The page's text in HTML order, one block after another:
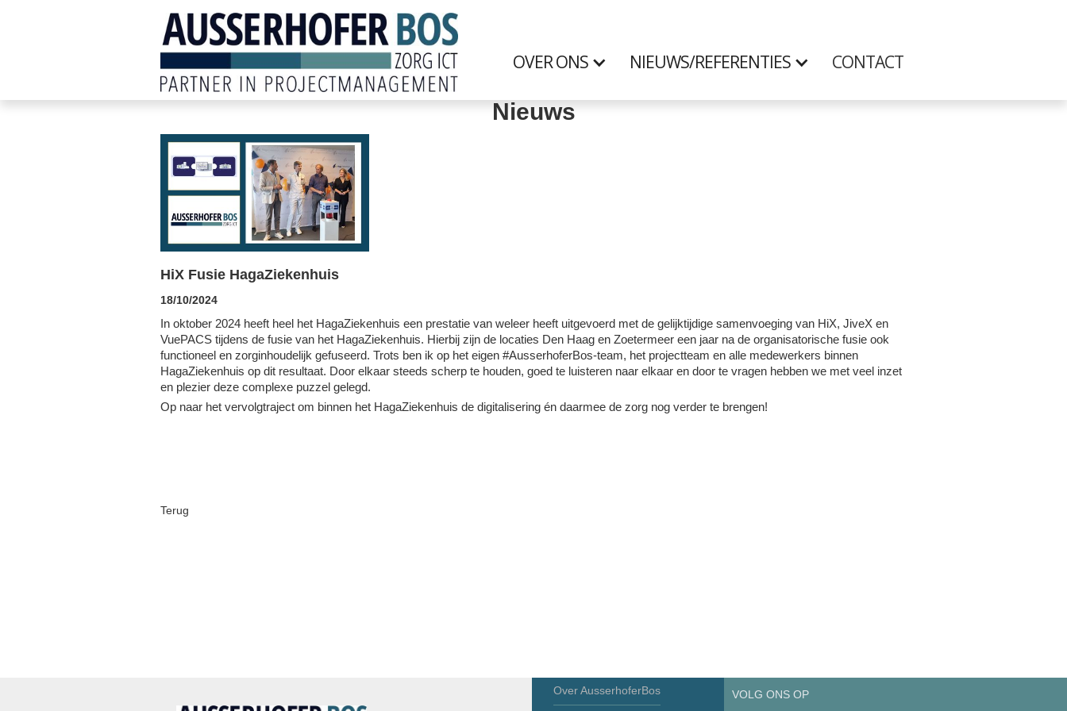
OVER ONS NIEUWS/REFERENTIES CONTACT
Nieuws
HiX Fusie HagaZiekenhuis
18/10/2024
In oktober 2024 heeft heel het HagaZiekenhuis een prestatie van weleer heeft uitgevoerd met de gelijktijdige samenvoeging van HiX, JiveX en
VuePACS tijdens de fusie van het HagaZiekenhuis. Hierbij zijn de locaties Den Haag en Zoetermeer een jaar na de organisatorische fusie ook
functioneel en zorginhoudelijk gefuseerd. Trots ben ik op het eigen #AusserhoferBos-team, het projectteam en alle medewerkers binnen
HagaZiekenhuis op dit resultaat. Door elkaar steeds scherp te houden, goed te luisteren naar elkaar en door te vragen hebben we met veel inzet
en plezier deze complexe puzzel gelegd.
Op naar het vervolgtraject om binnen het HagaZiekenhuis de digitalisering én daarmee de zorg nog verder te brengen!
Terug
Over AusserhoferBos
VOLG ONS OP